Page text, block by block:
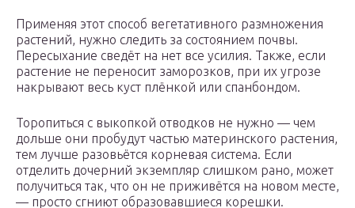
Применяя этот способ вегетативного размножения
растений, нужно следить за состоянием почвы.
Пересыхание сведёт на нет все усилия. Также, если
растение не переносит заморозков, при их угрозе
накрывают весь куст плёнкой или спанбондом.
Торопиться с выкопкой отводков не нужно — чем
дольше они пробудут частью материнского растения,
тем лучше разовьётся корневая система. Если
отделить дочерний экземпляр слишком рано, может
получиться так, что он не приживётся на новом месте,
— просто сгниют образовавшиеся корешки.